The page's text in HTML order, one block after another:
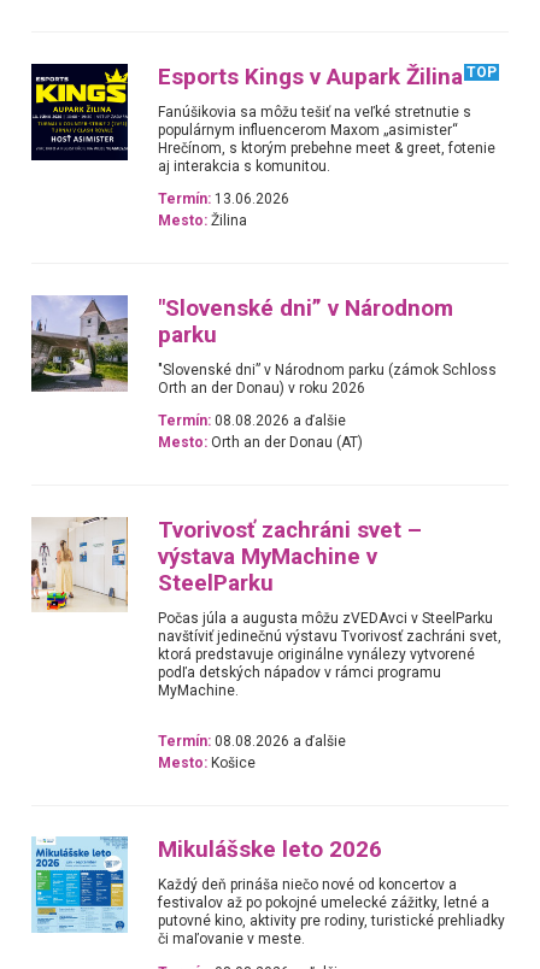
Esports Kings v Aupark Žilina TOP
Fanúšikovia sa môžu tešiť na veľké stretnutie s
populárnym influencerom Maxom „asimister“
Hrečínom, s ktorým prebehne meet & greet, fotenie
aj interakcia s komunitou.
Termín: 13.06.2026
Mesto: Žilina
"Slovenské dni” v Národnom
parku
"Slovenské dni” v Národnom parku (zámok Schloss
Orth an der Donau) v roku 2026
Termín: 08.08.2026 a ďalšie
Mesto: Orth an der Donau (AT)
Tvorivosť zachráni svet –
výstava MyMachine v
SteelParku
Počas júla a augusta môžu zVEDAvci v SteelParku
navštíviť jedinečnú výstavu Tvorivosť zachráni svet,
ktorá predstavuje originálne vynálezy vytvorené
podľa detských nápadov v rámci programu
MyMachine.
Termín: 08.08.2026 a ďalšie
Mesto: Košice
Mikulášske leto 2026
Každý deň prináša niečo nové od koncertov a
festivalov až po pokojné umelecké zážitky, letné a
putovné kino, aktivity pre rodiny, turistické prehliadky
či maľovanie v meste.